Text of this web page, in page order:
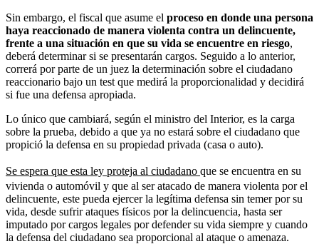
Sin embargo, el fiscal que asume el proceso en donde una persona
haya reaccionado de manera violenta contra un delincuente,
frente a una situación en que su vida se encuentre en riesgo,
deberá determinar si se presentarán cargos. Seguido a lo anterior,
correrá por parte de un juez la determinación sobre el ciudadano
reaccionario bajo un test que medirá la proporcionalidad y decidirá
si fue una defensa apropiada.
Lo único que cambiará, según el ministro del Interior, es la carga
sobre la prueba, debido a que ya no estará sobre el ciudadano que
propició la defensa en su propiedad privada (casa o auto).
Se espera que esta ley proteja al ciudadano que se encuentra en su
vivienda o automóvil y que al ser atacado de manera violenta por el
delincuente, este pueda ejercer la legítima defensa sin temer por su
vida, desde sufrir ataques físicos por la delincuencia, hasta ser
imputado por cargos legales por defender su vida siempre y cuando
la defensa del ciudadano sea proporcional al ataque o amenaza.